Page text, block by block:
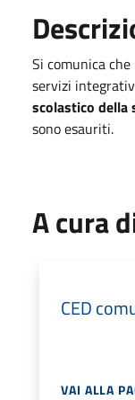
Si comunica che
servizi
scolastico della
sono esauriti.
A cura
CED
VAI ALLA